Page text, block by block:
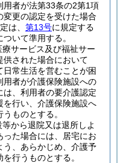
用者が法第33条の2第1項
更の認定を受けた場合
は、 第13号に規定する
いて準用する。
サービス及び福祉サー
供された場合において
常生活を営むことが困
者が介護保険施設への
は、利用者の要介護認定
を行い、介護保険施設へ
ものとする。
から退院又は退所しよ
った場合には、居宅にお
う、あらかじめ、介護予
行うものとする。